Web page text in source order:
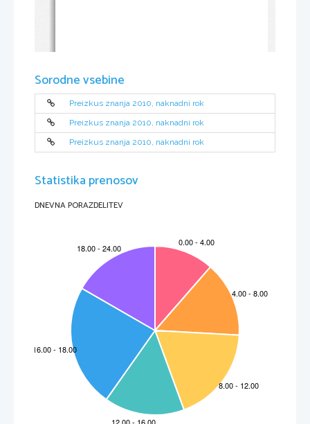
N102-641-3-1
Na sliki spodaj ni narisana
Katera projekcija ni narisana?
Obkroži rko pred pravilnim odgovorom.
A       Tloris.
B       Stranski  ris.
C       Zgornji  ris.
Sorodne vsebine
Preizkus znanja 2010, naknadni rok
Preizkus znanja 2010, naknadni rok
Preizkus znanja 2010, naknadni rok
Statistika prenosov
DNEVNA PORAZDELITEV